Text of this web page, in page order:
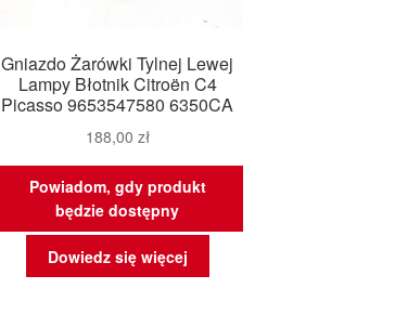
Gniazdo Żarówki Tylnej Lewej
Lampy Błotnik Citroën C4
Picasso 9653547580 6350CA
188,00 zł
Powiadom, gdy produkt
będzie dostępny
Dowiedz się więcej